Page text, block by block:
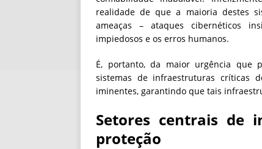
realidade de que a maioria destes
ameaças – ataques cibernéticos
impiedosos e os erros humanos.
É, portanto, da maior urgência que
sistemas de infraestruturas críticas
iminentes, garantindo que tais
Setores centrais de
proteção